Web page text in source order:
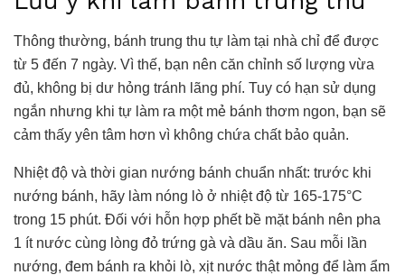
Thông thường, bánh trung thu tự làm tại nhà chỉ để được
từ 5 đến 7 ngày. Vì thế, bạn nên căn chỉnh số lượng vừa
đủ, không bị dư hỏng tránh lãng phí. Tuy có hạn sử dụng
ngắn nhưng khi tự làm ra một mẻ bánh thơm ngon, bạn sẽ
cảm thấy yên tâm hơn vì không chứa chất bảo quản.
Nhiệt độ và thời gian nướng bánh chuẩn nhất: trước khi
nướng bánh, hãy làm nóng lò ở nhiệt độ từ 165-175°C
trong 15 phút. Đối với hỗn hợp phết bề mặt bánh nên pha
1 ít nước cùng lòng đỏ trứng gà và dầu ăn. Sau mỗi lần
nướng, đem bánh ra khỏi lò, xịt nước thật mỏng để làm ẩm